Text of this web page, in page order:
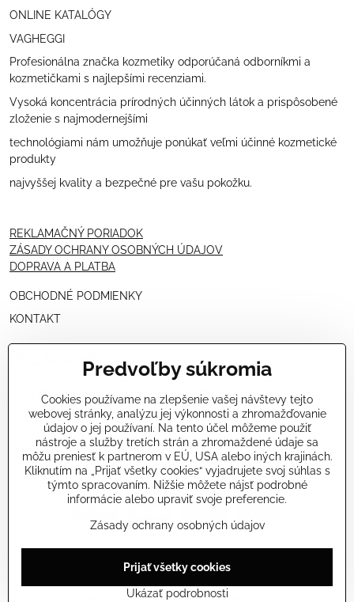
ONLINE KATALÓGY
VAGHEGGI
Profesionálna značka kozmetiky odporúčaná odborníkmi a
kozmetičkami s najlepšími recenziami.
Vysoká koncentrácia prírodných účinných látok a prispôsobené
zloženie s najmodernejšími
technológiami nám umožňuje ponúkať veľmi účinné kozmetické
produkty
najvyššej kvality a bezpečné pre vašu pokožku.
REKLAMAČNÝ PORIADOK
ZÁSADY OCHRANY OSOBNÝCH ÚDAJOV
DOPRAVA A PLATBA
OBCHODNÉ PODMIENKY
KONTAKT
PRE KOZMETIČKY
VÝHODNÁ PONUKA PRE PROFESIONÁLOV
NÁVODY OŠETRENÍ - VIDEÁ
ŠKOLENIE KOZMETIČIEK V TALIANSKU
©2026Copyright
Predvoľby súkromiaZásady ochrany osobných údajov
Stav objednávky
Predvoľby súkromia
Cookies používame na zlepšenie vašej návštevy tejto
webovej stránky, analýzu jej výkonnosti a zhromažďovanie
údajov o jej používaní. Na tento účel môžeme použiť
nástroje a služby tretích strán a zhromaždené údaje sa
môžu preniesť k partnerom v EÚ, USA alebo iných krajinách.
Kliknutím na „Prijať všetky cookies“ vyjadrujete svoj súhlas s
týmto spracovaním. Nižšie môžete nájsť podrobné
informácie alebo upraviť svoje preferencie.
Zásady ochrany osobných údajov
Ukázať podrobnosti
Prijať všetky cookies